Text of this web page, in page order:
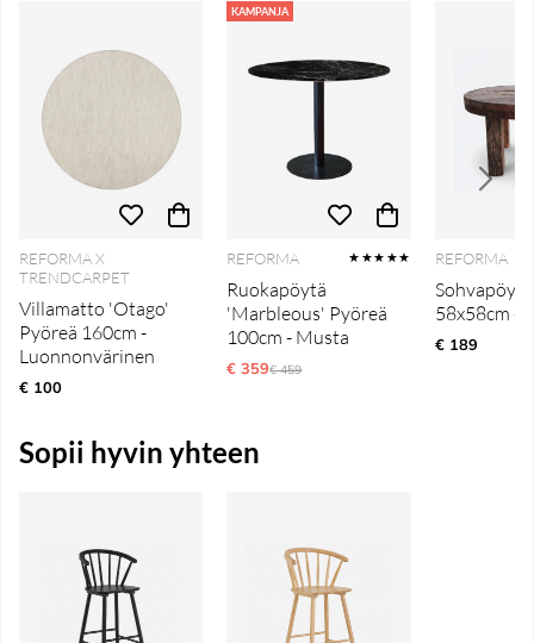
REFORMA X
TRENDCARPET
Villamatto 'Otago'
Pyöreä 160cm -
Luonnonvärinen
€ 100
KAMPANJA
REFORMA ★★★★★
Ruokapöytä
'Marbleous' Pyöreä
100cm - Musta
€ 359Ordinarie pris:
€ 459
REFORMA
58x58cm -
€ 189
Sopii hyvin yhteen